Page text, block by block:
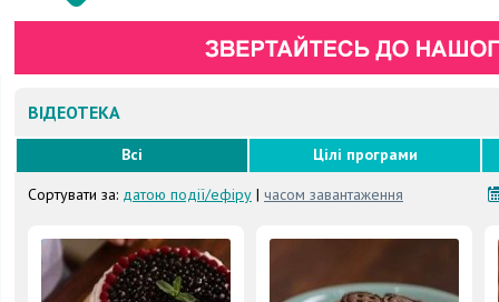
ВІДЕОТЕКА
Всі
Цілі програми
Сортувати за: датою події/ефіру | часом завантаження